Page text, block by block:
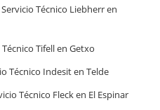
Técnico Liebherr en
Tifell en Getxo
Técnico Indesit en Telde
Técnico Fleck en El Espinar